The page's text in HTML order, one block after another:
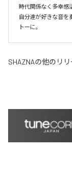
時代関係なく多幸感
自分達が好きな音を
SHAZNAの他のリリ